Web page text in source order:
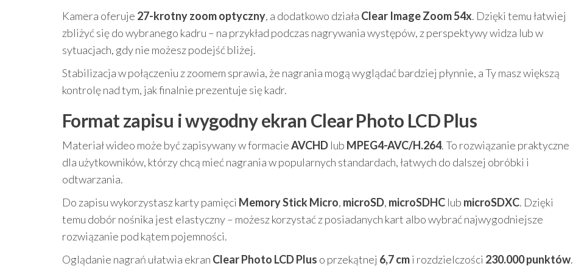
Kamera oferuje 27-krotny zoom optyczny, a dodatkowo działa Clear Image Zoom 54x. Dzięki temu łatwiej
zbliżyć się do wybranego kadru – na przykład podczas nagrywania występów, z perspektywy widza lub w
sytuacjach, gdy nie możesz podejść bliżej.
Stabilizacja w połączeniu z zoomem sprawia, że nagrania mogą wyglądać bardziej płynnie, a Ty masz większą
kontrolę nad tym, jak finalnie prezentuje się kadr.
Format zapisu i wygodny ekran Clear Photo LCD Plus
Materiał wideo może być zapisywany w formacieAVCHD lub MPEG4-AVC/H.264. To rozwiązanie praktyczne
dla użytkowników, którzy chcą mieć nagrania w popularnych standardach, łatwych do dalszej obróbki i
odtwarzania.
Do zapisu wykorzystasz karty pamięci Memory Stick Micro, microSD, microSDHC lub microSDXC. Dzięki
temu dobór nośnika jest elastyczny – możesz korzystać z posiadanych kart albo wybrać najwygodniejsze
rozwiązanie pod kątem pojemności.
Oglądanie nagrań ułatwia ekran Clear Photo LCD Plus o przekątnej 6,7 cmi rozdzielczości 230.000 punktów.